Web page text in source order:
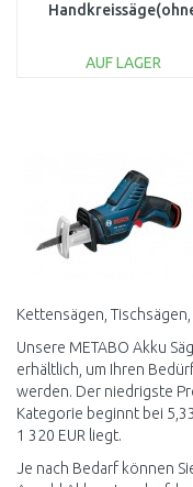
AUF LAGER
Kettensägen,
Unsere METABO Akku
erhältlich, um Ihren
werden. Der niedrigste
Kategorie beginnt bei
1 320 EUR liegt.
Je nach Bedarf können